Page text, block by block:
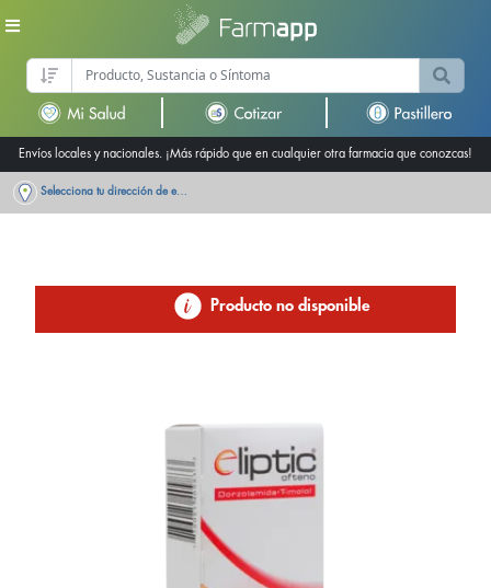
Envíos locales y nacionales. ¡Más rápido que en cualquier otra farmacia que conozcas!
Selecciona tu dirección de entrega
Producto no disponible